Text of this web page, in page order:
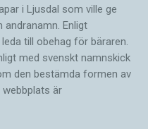
i Ljusdal som ville ge
Enligt
till obehag för bäraren.
med svenskt namnskick
den bestämda formen av
webbplats är